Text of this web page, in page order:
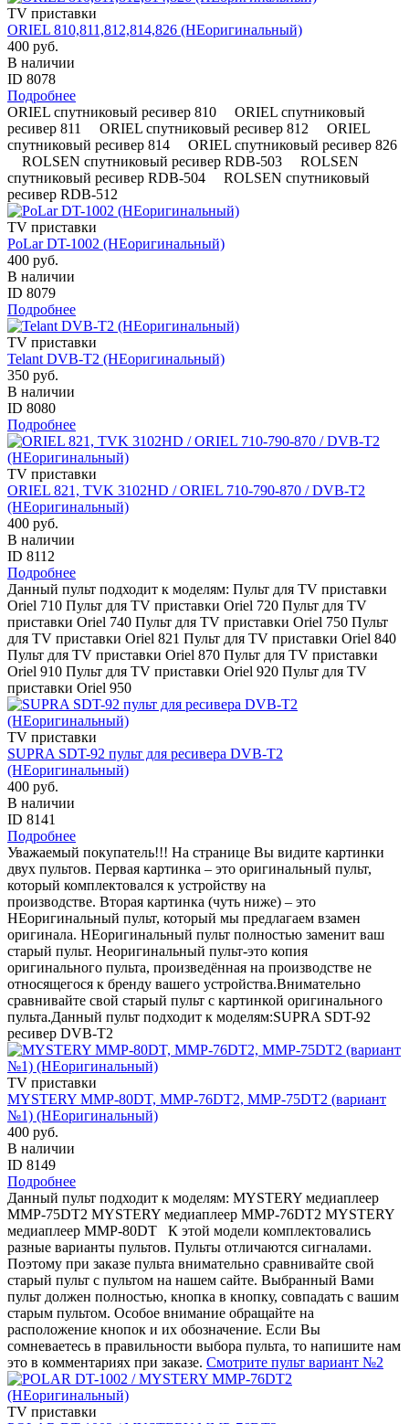
TV приставки
ORIEL 810,811,812,814,826 (НЕоригинальный)
400 руб.
В наличии
ID 8078
Подробнее
ORIEL спутниковый ресивер 810 ORIEL спутниковый
ресивер 811 ORIEL спутниковый ресивер 812 ORIEL
спутниковый ресивер 814 ORIEL спутниковый ресивер 826
ROLSEN спутниковый ресивер RDB-503 ROLSEN
спутниковый ресивер RDB-504 ROLSEN спутниковый
ресивер RDB-512
TV приставки
PoLar DT-1002 (НЕоригинальный)
400 руб.
В наличии
ID 8079
Подробнее
TV приставки
Telant DVB-T2 (НЕоригинальный)
350 руб.
В наличии
ID 8080
Подробнее
TV приставки
ORIEL 821, TVK 3102HD / ORIEL 710-790-870 / DVB-T2
(НЕоригинальный)
400 руб.
В наличии
ID 8112
Подробнее
Данный пульт подходит к моделям: Пульт для TV приставки
Oriel 710 Пульт для TV приставки Oriel 720 Пульт для TV
приставки Oriel 740 Пульт для TV приставки Oriel 750 Пульт
для TV приставки Oriel 821 Пульт для TV приставки Oriel 840
Пульт для TV приставки Oriel 870 Пульт для TV приставки
Oriel 910 Пульт для TV приставки Oriel 920 Пульт для TV
приставки Oriel 950
TV приставки
SUPRA SDT-92 пульт для ресивера DVB-T2
(НЕоригинальный)
400 руб.
В наличии
ID 8141
Подробнее
Уважаемый покупатель!!! На странице Вы видите картинки
двух пультов. Первая картинка – это оригинальный пульт,
который комплектовался к устройству на
производстве. Вторая картинка (чуть ниже) – это
НЕоригинальный пульт, который мы предлагаем взамен
оригинала. НЕоригинальный пульт полностью заменит ваш
старый пульт. Неоригинальный пульт-это копия
оригинального пульта, произведённая на производстве не
относящегося к бренду вашего устройства.Внимательно
сравнивайте свой старый пульт с картинкой оригинального
пульта.Данный пульт подходит к моделям:SUPRA SDT-92
ресивер DVB-T2
TV приставки
MYSTERY MMP-80DT, MMP-76DT2, MMP-75DT2 (вариант
№1) (НЕоригинальный)
400 руб.
В наличии
ID 8149
Подробнее
Данный пульт подходит к моделям: MYSTERY медиаплеер
MMP-75DT2 MYSTERY медиаплеер MMP-76DT2 MYSTERY
медиаплеер MMP-80DT К этой модели комплектовались
разные варианты пультов. Пульты отличаются сигналами.
Поэтому при заказе пульта внимательно сравнивайте свой
старый пульт с пультом на нашем сайте. Выбранный Вами
пульт должен полностью, кнопка в кнопку, совпадать с вашим
старым пультом. Особое внимание обращайте на
расположение кнопок и их обозначение. Если Вы
сомневаетесь в правильности выбора пульта, то напишите нам
это в комментариях при заказе. Смотрите пульт вариант №2
TV приставки